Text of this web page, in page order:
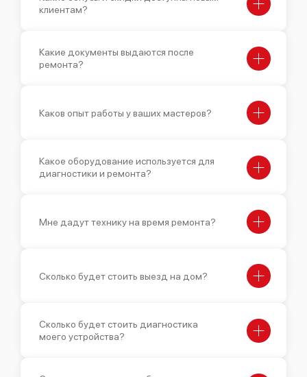
клиентам?
Какие документы выдаются после
ремонта?
Каков опыт работы у ваших мастеров?
Какое оборудование используется для
диагностики и ремонта?
Мне дадут технику на время ремонта?
Сколько будет стоить выезд на дом?
Сколько будет стоить диагностика
моего устройства?